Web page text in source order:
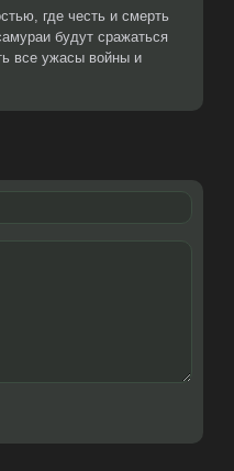
где честь и смерть
будут сражаться
все ужасы войны и